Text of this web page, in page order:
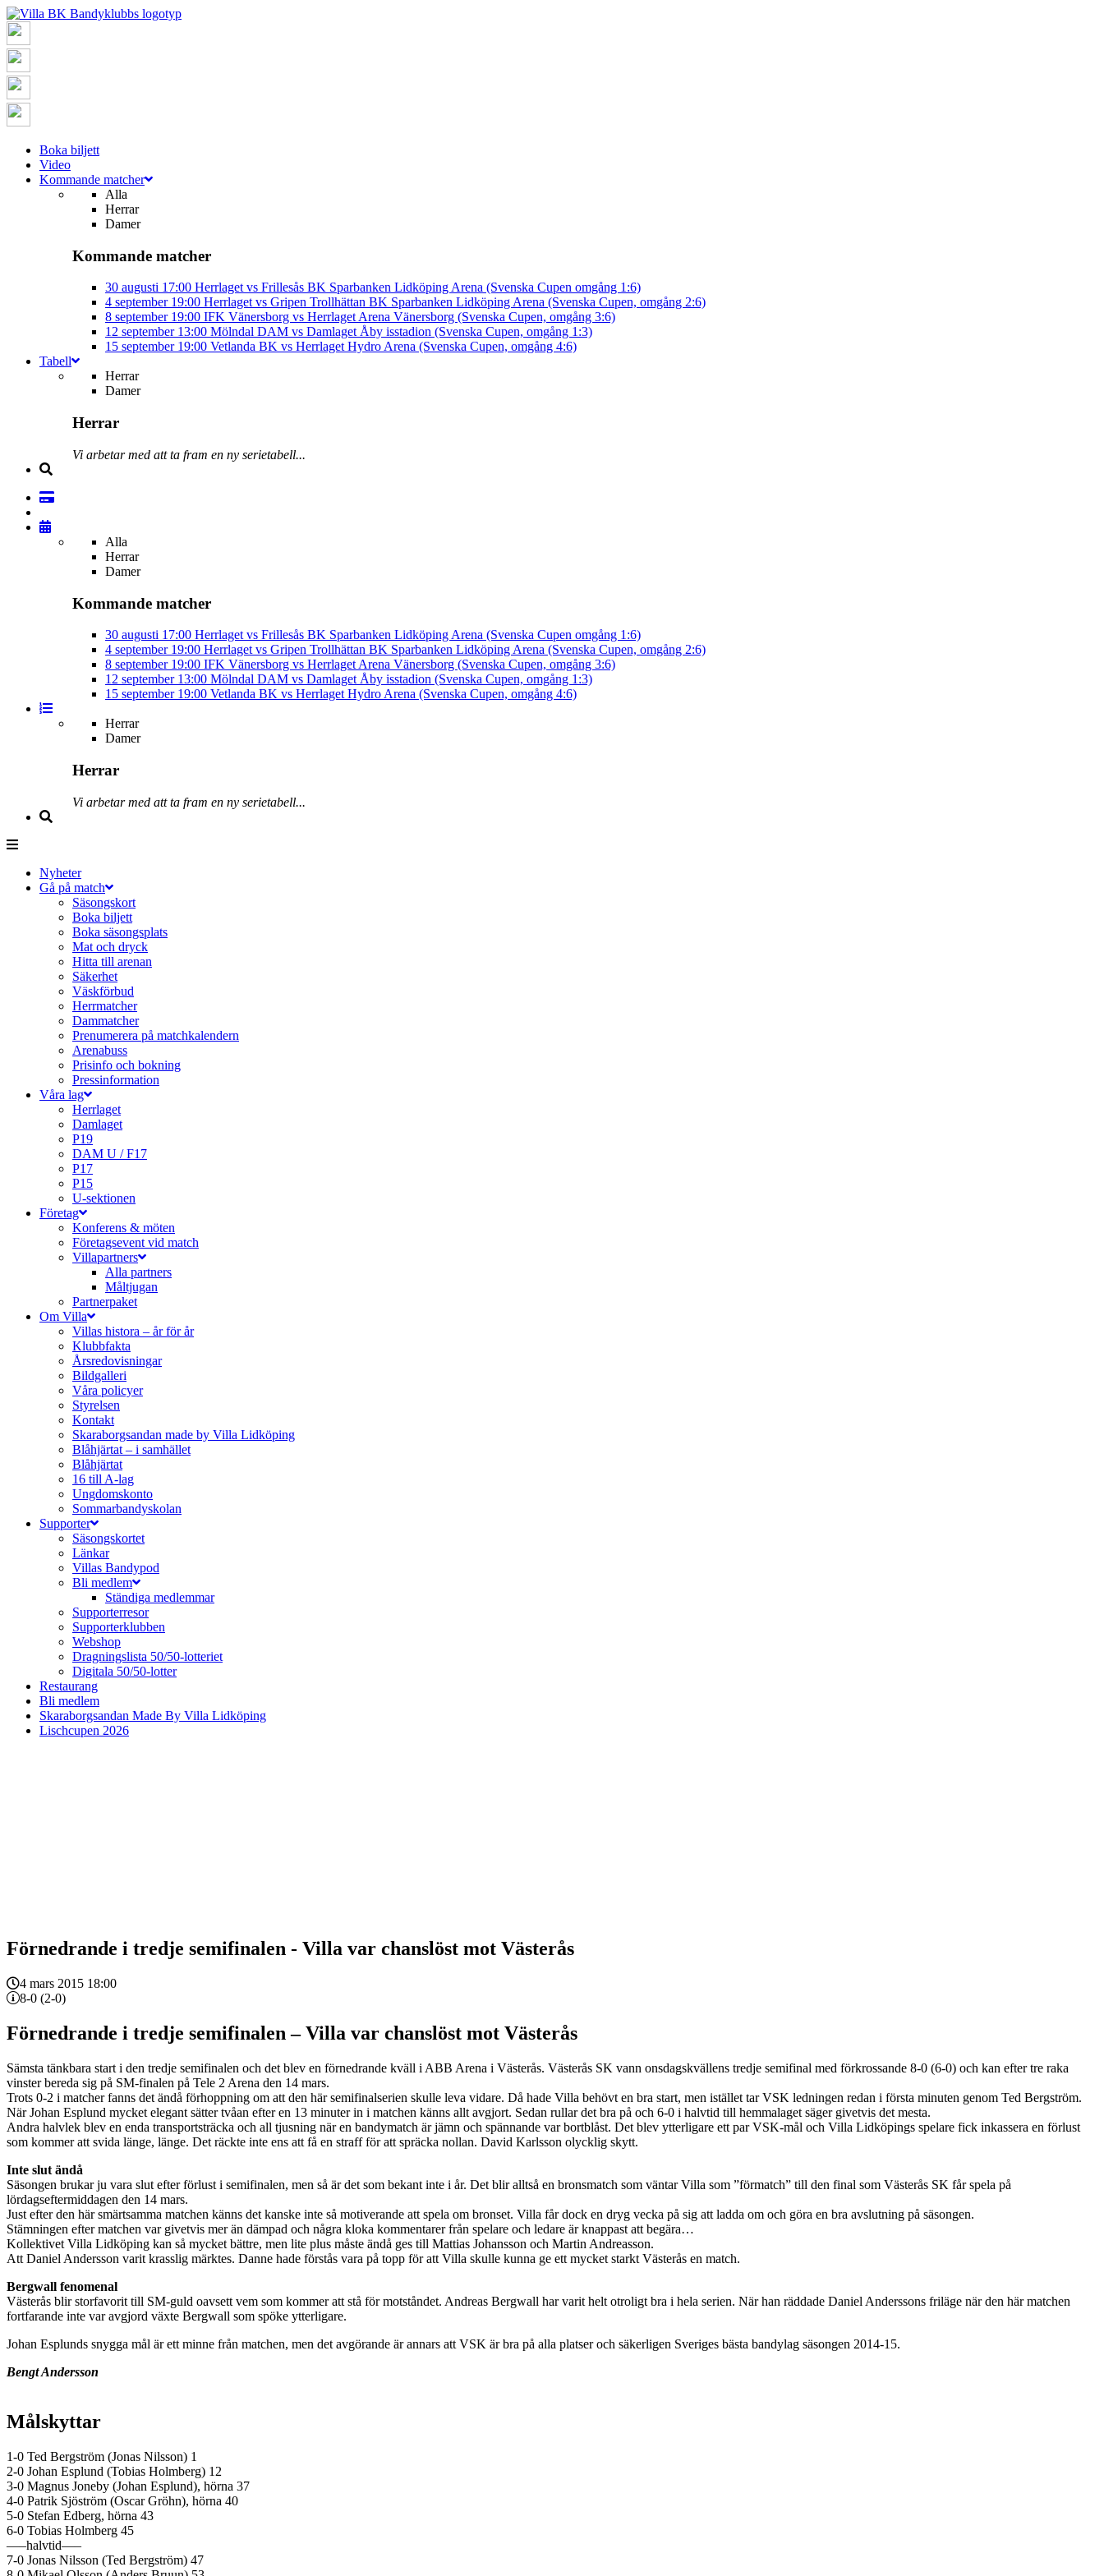
Boka biljett
Video
Kommande matcher
Alla
Herrar
Damer
Kommande matcher
30 augusti 17:00 Herrlaget vs Frillesås BK Sparbanken Lidköping Arena (Svenska Cupen omgång 1:6)
4 september 19:00 Herrlaget vs Gripen Trollhättan BK Sparbanken Lidköping Arena (Svenska Cupen, omgång 2:6)
8 september 19:00 IFK Vänersborg vs HerrlagetArena Vänersborg (Svenska Cupen, omgång 3:6)
12 september 13:00 Mölndal DAM vs DamlagetÅby isstadion (Svenska Cupen, omgång 1:3)
15 september 19:00 Vetlanda BK vs HerrlagetHydro Arena (Svenska Cupen, omgång 4:6)
Tabell
Herrar
Damer
Herrar
Vi arbetar med att ta fram en ny serietabell...
Alla
Herrar
Damer
Kommande matcher
30 augusti 17:00 Herrlaget vs Frillesås BK Sparbanken Lidköping Arena (Svenska Cupen omgång 1:6)
4 september 19:00 Herrlaget vs Gripen Trollhättan BK Sparbanken Lidköping Arena (Svenska Cupen, omgång 2:6)
8 september 19:00 IFK Vänersborg vs Herrlaget Arena Vänersborg (Svenska Cupen, omgång 3:6)
12 september 13:00 Mölndal DAM vs Damlaget Åby isstadion (Svenska Cupen, omgång 1:3)
15 september 19:00 Vetlanda BK vs Herrlaget Hydro Arena (Svenska Cupen, omgång 4:6)
Herrar
Damer
Herrar
Vi arbetar med att ta fram en ny serietabell...
Nyheter
Gå på match
Säsongskort
Boka biljett
Boka säsongsplats
Mat och dryck
Hitta till arenan
Säkerhet
Väskförbud
Herrmatcher
Dammatcher
Prenumerera på matchkalendern
Arenabuss
Prisinfo och bokning
Pressinformation
Våra lag
Herrlaget
Damlaget
P19
DAM U / F17
P17
P15
U-sektionen
Företag
Konferens & möten
Företagsevent vid match
Villapartners
Alla partners
Måltjugan
Partnerpaket
Om Villa
Villas histora – år för år
Klubbfakta
Årsredovisningar
Bildgalleri
Våra policyer
Styrelsen
Kontakt
Skaraborgsandan made by Villa Lidköping
Blåhjärtat – i samhället
Blåhjärtat
16 till A-lag
Ungdomskonto
Sommarbandyskolan
Supporter
Säsongskortet
Länkar
Villas Bandypod
Bli medlem
Ständiga medlemmar
Supporterresor
Supporterklubben
Webshop
Dragningslista 50/50-lotteriet
Digitala 50/50-lotter
Restaurang
Bli medlem
Skaraborgsandan Made By Villa Lidköping
Lischcupen 2026
Förnedrande i tredje semifinalen - Villa var chanslöst mot Västerås
4 mars 2015 18:00
8-0 (2-0)
Förnedrande i tredje semifinalen – Villa var chanslöst mot Västerås
Sämsta tänkbara start i den tredje semifinalen och det blev en förnedrande kväll i ABB Arena i Västerås. Västerås SK vann onsdagskvällens tredje semifinal med förkrossande 8-0 (6-0) och kan efter tre raka
vinster bereda sig på SM-finalen på Tele 2 Arena den 14 mars.
Trots 0-2 i matcher fanns det ändå förhoppning om att den här semifinalserien skulle leva vidare. Då hade Villa behövt en bra start, men istället tar VSK ledningen redan i första minuten genom Ted Bergström.
När Johan Esplund mycket elegant sätter tvåan efter en 13 minuter in i matchen känns allt avgjort. Sedan rullar det bra på och 6-0 i halvtid till hemmalaget säger givetvis det mesta.
Andra halvlek blev en enda transportsträcka och all tjusning när en bandymatch är jämn och spännande var bortblåst. Det blev ytterligare ett par VSK-mål och Villa Lidköpings spelare fick inkassera en förlust
som kommer att svida länge, länge. Det räckte inte ens att få en straff för att spräcka nollan. David Karlsson olycklig skytt.
Inte slut ändå
Säsongen brukar ju vara slut efter förlust i semifinalen, men så är det som bekant inte i år. Det blir alltså en bronsmatch som väntar Villa som ”förmatch” till den final som Västerås SK får spela på
lördagseftermiddagen den 14 mars.
Just efter den här smärtsamma matchen känns det kanske inte så motiverande att spela om bronset. Villa får dock en dryg vecka på sig att ladda om och göra en bra avslutning på säsongen.
Stämningen efter matchen var givetvis mer än dämpad och några kloka kommentarer från spelare och ledare är knappast att begära…
Kollektivet Villa Lidköping kan så mycket bättre, men lite plus måste ändå ges till Mattias Johansson och Martin Andreasson.
Att Daniel Andersson varit krasslig märktes. Danne hade förstås vara på topp för att Villa skulle kunna ge ett mycket starkt Västerås en match.
Bergwall fenomenal
Västerås blir storfavorit till SM-guld oavsett vem som kommer att stå för motståndet. Andreas Bergwall har varit helt otroligt bra i hela serien. När han räddade Daniel Anderssons friläge när den här matchen
fortfarande inte var avgjord växte Bergwall som spöke ytterligare.
Johan Esplunds snygga mål är ett minne från matchen, men det avgörande är annars att VSK är bra på alla platser och säkerligen Sveriges bästa bandylag säsongen 2014-15.
Bengt Andersson
Målskyttar
1-0 Ted Bergström (Jonas Nilsson) 1
2-0 Johan Esplund (Tobias Holmberg) 12
3-0 Magnus Joneby (Johan Esplund), hörna 37
4-0 Patrik Sjöström (Oscar Gröhn), hörna 40
5-0 Stefan Edberg, hörna 43
6-0 Tobias Holmberg 45
—–halvtid—–
7-0 Jonas Nilsson (Ted Bergström) 47